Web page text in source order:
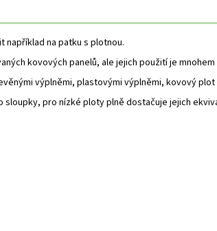
na patku s plotnou.
kovových panelů, ale jejich použití je mnohem
výplněmi, plastovými výplněmi, kovový
pro nízké ploty plně dostačuje jejich